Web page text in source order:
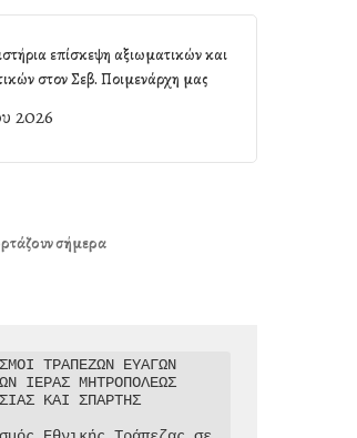
επίσκεψη αξιωματικών και
στον Σεβ. Ποιμενάρχη μας
2026
σήμερα
ΤΡΑΠΕΖΩΝ ΕΥΑΓΩΝ
ΙΕΡΑΣ ΜΗΤΡΟΠΟΛΕΩΣ
ΚΑΙ ΣΠΑΡΤΗΣ